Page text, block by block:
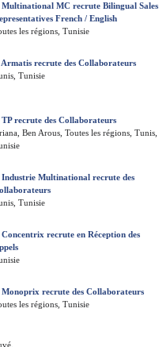
Multinational MC recrute Bilingual Sales
French / English
les régions, Tunisie
Armatis recrute des Collaborateurs
Tunisie
TP recrute des Collaborateurs
Ben Arous, Toutes les régions, Tunis,
Industrie Multinational recrute des
Tunisie
Concentrix recrute en Réception des
Monoprix recrute des Collaborateurs
les régions, Tunisie